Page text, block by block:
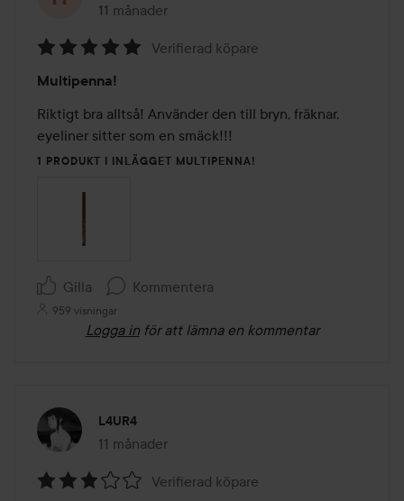
11 månader
Inlägget skapades 11 månader
5
av
5
Verifierad köpare
Multipenna!
Riktigt bra alltså! Använder den till bryn, fräknar,
eyeliner sitter som en smäck!!!
1 PRODUKT I INLÄGGET MULTIPENNA!
Gilla Kommentera
959 visningar
Logga in för att lämna en kommentar
L4UR4
11 månader
Inlägget skapades 11 månader
Verifierad köpare